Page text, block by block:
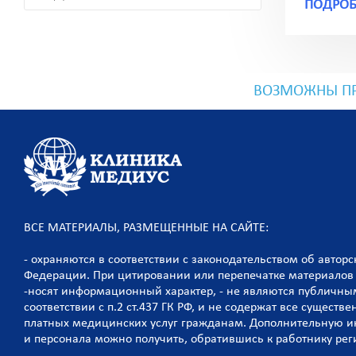
ВОЗМОЖНЫ
ВСЕ МАТЕРИАЛЫ, РАЗМЕЩЕННЫЕ НА САЙТЕ:
- охраняются в соответствии с законодательством об
Федерации. При цитировании или перепечатке материалов
-носят информационный характер, - не являются
соответствии с п.2 ст.437 ГК РФ, и не содержат все
платных медицинских услуг гражданам. Дополнительную
и персонала можно получить, обратившись к работнику